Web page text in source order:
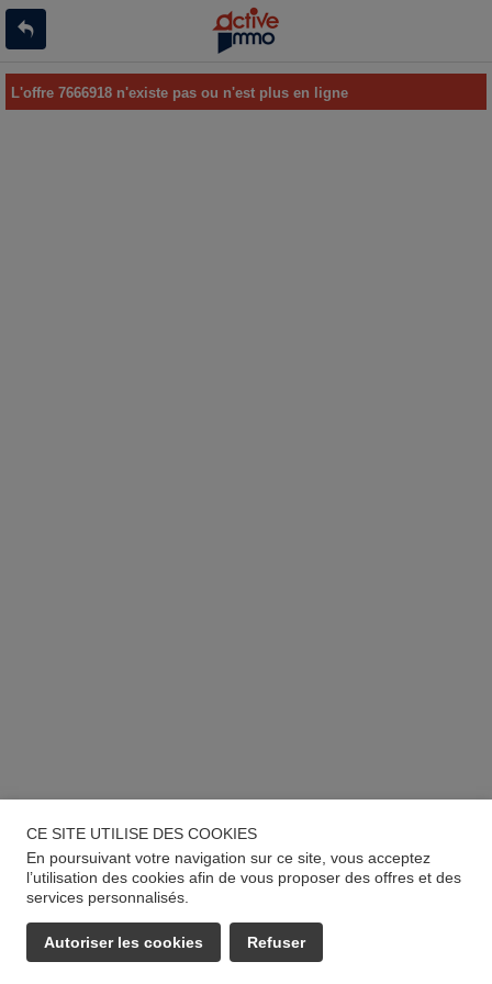
L'offre 7666918 n'existe pas ou n'est plus en ligne
CE SITE UTILISE DES COOKIES
En poursuivant votre navigation sur ce site, vous acceptez
l’utilisation des cookies afin de vous proposer des offres et des
services personnalisés.
Autoriser les cookies Refuser